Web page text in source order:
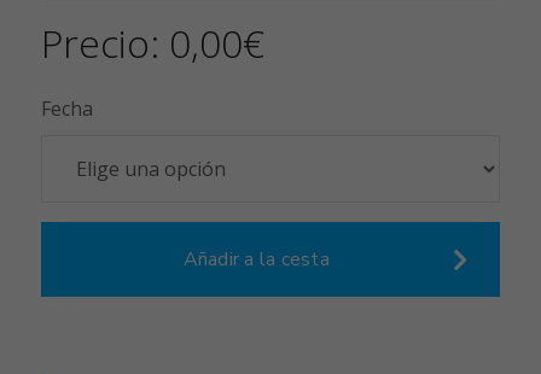
Precio: 0,00€
Fecha
Añadir a la cesta